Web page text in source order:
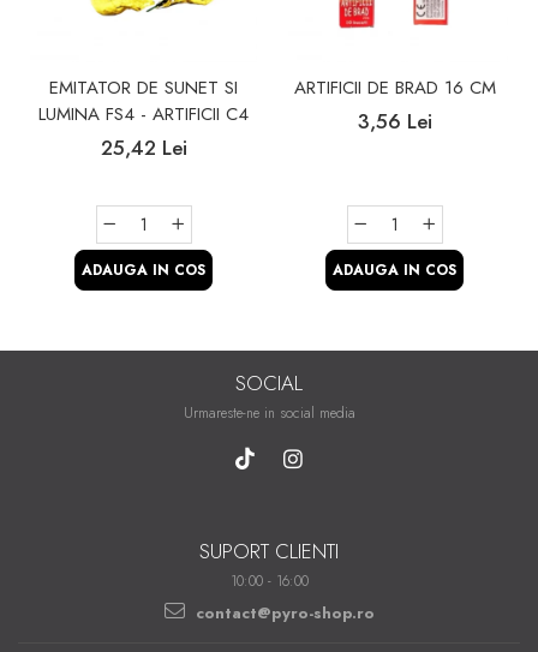
EMITATOR DE SUNET SI
LUMINA FS4 - ARTIFICII C4
25,42 Lei
ADAUGA IN COS
ARTIFICII DE BRAD 16 CM
3,56 Lei
ADAUGA IN COS
SOCIAL
Urmareste-ne in social media
SUPORT CLIENTI
10:00 - 16:00
contact@pyro-shop.ro